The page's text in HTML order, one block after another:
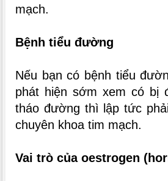
mạch.
Bệnh tiểu đường
Nếu bạn có bệnh tiểu
phát hiện sớm xem có bị
tháo đường thì lập tức
chuyên khoa tim mạch.
Vai trò của oestrogen